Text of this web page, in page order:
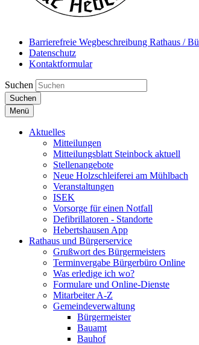
Barrierefreie Wegbeschreibung Rathaus /
Datenschutz
Kontaktformular
Suchen
Suchen
Menü
Aktuelles
Mitteilungen
Mitteilungsblatt Steinbock aktuell
Stellenangebote
Neue Holzschleiferei am Mühlbach
Veranstaltungen
ISEK
Vorsorge für einen Notfall
Defibrillatoren - Standorte
Hebertshausen App
Rathaus und Bürgerservice
Grußwort des Bürgermeisters
Terminvergabe Bürgerbüro Online
Was erledige ich wo?
Formulare und Online-Dienste
Mitarbeiter A-Z
Gemeindeverwaltung
Bürgermeister
Bauamt
Bauhof